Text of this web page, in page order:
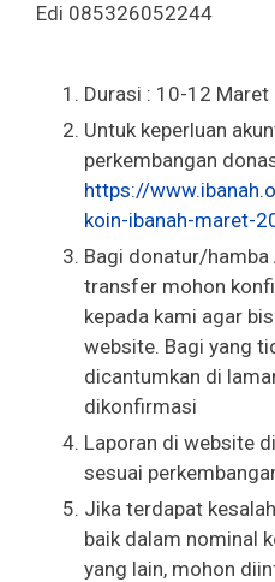
Edi 085326052244
Durasi : 10-12 Maret
Untuk keperluan
perkembangan
https://
koin-ibanah-maret-
Bagi donatur/hamba
transfer mohon
kepada kami agar
website. Bagi yang
dicantumkan di
dikonfirmasi
Laporan di website
sesuai
Jika terdapat
baik dalam nominal
yang lain, mohon